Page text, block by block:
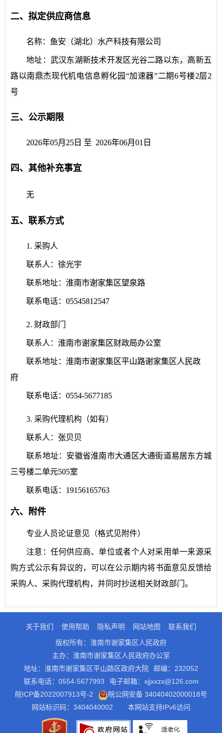
二、拟定供应商信息
名称： 鱼安（湖北）水产科技有限公司
地址： 武汉东湖新技术开发区光谷二路以东，高新五
路以南鼎杰现代机电信息孵化园“加速器”二期6号楼2层2
号
三、公示期限
2026年05月25日 至 2026年06月01日
四、其他补充事宜
无
五、联系方式
1. 采购人
联系人 ： 徐光宇
联系地址： 淮南市谢家集区望泉路
联系电话： 05545812547
2. 财政部门
联系人： 淮南市谢家集区财政局办公室
联系地址： 淮南市谢家集区平山路谢家集区人民政
府
联系电话： 0554-5677185
3. 采购代理机构（如有）
联系人： 张贝贝
联系地址： 安徽省淮南市大通区大通街道易居东方城
三号楼二单元505室
联系电话： 19156165763
六、附件
专业人员论证意见（格式见附件）
注意：任何供应商、单位或者个人对采用单一来源采
购方式公示有异议的，可以在公示期内将书面意见反馈给
采购人、采购代理机构，并同时抄送相关财政部门。
关于我们 使用帮助 隐私声明 网站地图
联系我们
版权所有：淮南市谢家集区人民政府
主办：淮南市谢家集区人民政府办公室
地址：淮南市谢家集区平山路区政府大院
邮编：232052
联系电话：0554-5677993
电子邮箱：xjjxxzx@126.com
皖ICP备2022007913号-2
皖公网安备 34040402000018号
网站标识码：3404040002
本网站支持IPv6访问